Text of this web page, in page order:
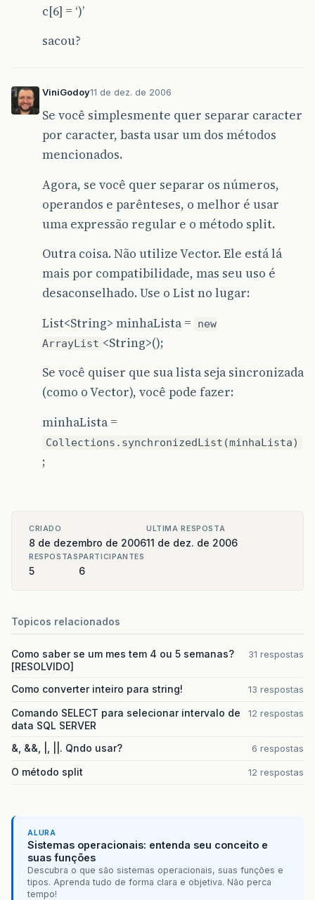
c[6] = ‘)’
sacou?
ViniGodoy11 de dez. de 2006
Se você simplesmente quer separar caracter
por caracter, basta usar um dos métodos
mencionados.
Agora, se você quer separar os números,
operandos e parênteses, o melhor é usar
uma expressão regular e o método split.
Outra coisa. Não utilize Vector. Ele está lá
mais por compatibilidade, mas seu uso é
desaconselhado. Use o List no lugar:
List<String> minhaLista =
new
ArrayList <String>();
Se você quiser que sua lista seja sincronizada
(como o Vector), você pode fazer:
minhaLista =
Collections.synchronizedList(minhaLista)
;
CRIADO
8 de dezembro de 2006
ULTIMA RESPOSTA
11 de dez. de 2006
RESPOSTAS
5
PARTICIPANTES
6
Topicos relacionados
Como saber se um mes tem 4 ou 5 semanas?
[RESOLVIDO]
31 respostas
Como converter inteiro para string! 13 respostas
Comando SELECT para selecionar intervalo de
data SQL SERVER
12 respostas
&, &&, |, ||. Qndo usar? 6 respostas
O método split 12 respostas
ALURA
Sistemas operacionais: entenda seu conceito e
suas funções
Descubra o que são sistemas operacionais, suas funções e
tipos. Aprenda tudo de forma clara e objetiva. Não perca
tempo!